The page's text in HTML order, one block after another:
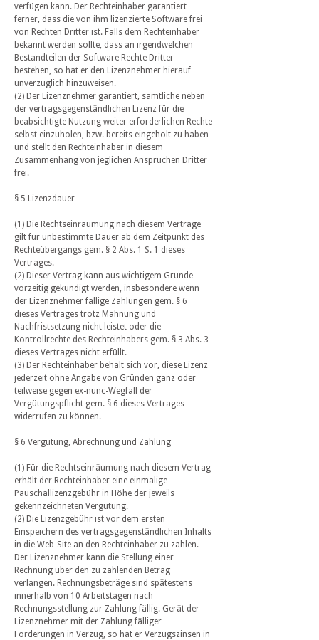
verfügen kann. Der Rechteinhaber garantiert
ferner, dass die von ihm lizenzierte Software frei
von Rechten Dritter ist. Falls dem Rechteinhaber
bekannt werden sollte, dass an irgendwelchen
Bestandteilen der Software Rechte Dritter
bestehen, so hat er den Lizenznehmer hierauf
unverzüglich hinzuweisen.
(2) Der Lizenznehmer garantiert, sämtliche neben
der vertragsgegenständlichen Lizenz für die
beabsichtigte Nutzung weiter erforderlichen Rechte
selbst einzuholen, bzw. bereits eingeholt zu haben
und stellt den Rechteinhaber in diesem
Zusammenhang von jeglichen Ansprüchen Dritter
frei.
§ 5 Lizenzdauer
(1) Die Rechtseinräumung nach diesem Vertrage
gilt für unbestimmte Dauer ab dem Zeitpunkt des
Rechteübergangs gem. § 2 Abs. 1 S. 1 dieses
Vertrages.
(2) Dieser Vertrag kann aus wichtigem Grunde
vorzeitig gekündigt werden, insbesondere wenn
der Lizenznehmer fällige Zahlungen gem. § 6
dieses Vertrages trotz Mahnung und
Nachfristsetzung nicht leistet oder die
Kontrollrechte des Rechteinhabers gem. § 3 Abs. 3
dieses Vertrages nicht erfüllt.
(3) Der Rechteinhaber behält sich vor, diese Lizenz
jederzeit ohne Angabe von Gründen ganz oder
teilweise gegen ex-nunc-Wegfall der
Vergütungspflicht gem. § 6 dieses Vertrages
widerrufen zu können.
§ 6 Vergütung, Abrechnung und Zahlung
(1) Für die Rechtseinräumung nach diesem Vertrag
erhält der Rechteinhaber eine einmalige
Pauschallizenzgebühr in Höhe der jeweils
gekennzeichneten Vergütung.
(2) Die Lizenzgebühr ist vor dem ersten
Einspeichern des vertragsgegenständlichen Inhalts
in die Web-Site an den Rechteinhaber zu zahlen.
Der Lizenznehmer kann die Stellung einer
Rechnung über den zu zahlenden Betrag
verlangen. Rechnungsbeträge sind spätestens
innerhalb von 10 Arbeitstagen nach
Rechnungsstellung zur Zahlung fällig. Gerät der
Lizenznehmer mit der Zahlung fälliger
Forderungen in Verzug, so hat er Verzugszinsen in